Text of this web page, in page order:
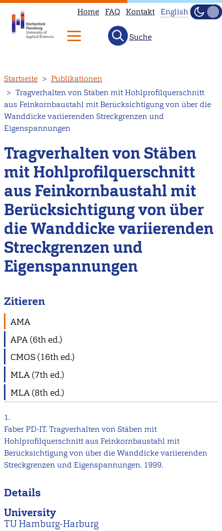
zum
Inhalt
Home FAQ Kontakt
available
in
to
our
English
main
page
instead.
English
Hell
Suche
Startseite
Publikationen
Tragverhalten von Stäben mit Hohlprofilquerschnitt
aus Feinkornbaustahl mit Berücksichtigung von über die
Wanddicke variierenden Streckgrenzen und
Eigenspannungen
Tragverhalten von Stäben
mit Hohlprofilquerschnitt
aus Feinkornbaustahl mit
Berücksichtigung von über
die Wanddicke variierenden
Streckgrenzen und
Eigenspannungen
Zitieren
AMA
APA (6th ed.)
CMOS (16th ed.)
MLA (7th ed.)
MLA (8th ed.)
1.
Faber PD-IT. Tragverhalten von Stäben mit
Hohlprofilquerschnitt aus Feinkornbaustahl mit
Berücksichtigung von über die Wanddicke variierenden
Streckgrenzen und Eigenspannungen. 1999.
Details
University
TU Hamburg-Harburg